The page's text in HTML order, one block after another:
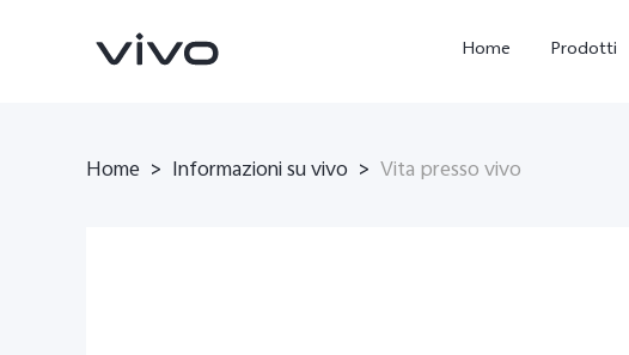
Home Prodotti
Home > Informazioni su vivo > Vita presso vivo